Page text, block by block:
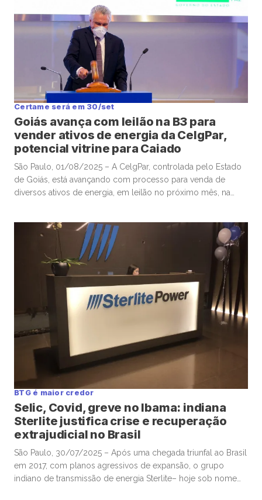
Certame será em 30/set
Goiás avança com leilão na B3 para
vender ativos de energia da CelgPar,
potencial vitrine para Caiado
São Paulo, 01/08/2025 – A CelgPar, controlada pelo Estado
de Goiás, está avançando com processo para venda de
diversos ativos de energia, em leilão no próximo mês, na
em 2026. O certame, agendado para 30 de setembro,
BTG é maior credor
Selic, Covid, greve no Ibama: indiana
Sterlite justifica crise e recuperação
extrajudicial no Brasil
São Paulo, 30/07/2025 – Após uma chegada triunfal ao Brasil
em 2017, com planos agressivos de expansão, o grupo
indiano de transmissão de energia Sterlite– hoje sob nome